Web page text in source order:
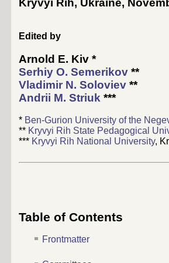
Kryvyi Rih, Ukraine,
Edited by
Arnold E. Kiv *
Serhiy O. Semerikov **
Vladimir N. Soloviev **
Andrii M. Striuk ***
* Ben-Gurion University of the
** Kryvyi Rih State Pedagogical
*** Kryvyi Rih National University,
Table of Contents
Frontmatter